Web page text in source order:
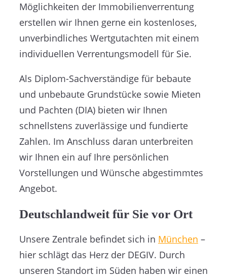
Möglichkeiten der Immobilienverrentung
erstellen wir Ihnen gerne ein kostenloses,
unverbindliches Wertgutachten mit einem
individuellen Verrentungsmodell für Sie.
Als Diplom-Sachverständige für bebaute
und unbebaute Grundstücke sowie Mieten
und Pachten (DIA) bieten wir Ihnen
schnellstens zuverlässige und fundierte
Zahlen. Im Anschluss daran unterbreiten
wir Ihnen ein auf Ihre persönlichen
Vorstellungen und Wünsche abgestimmtes
Angebot.
Deutschlandweit für Sie vor Ort
Unsere Zentrale befindet sich in München –
hier schlägt das Herz der DEGIV. Durch
unseren Standort im Süden haben wir einen